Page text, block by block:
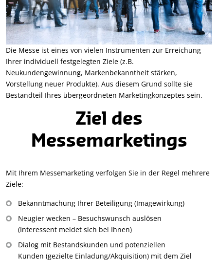
Die Messe ist eines von vielen Instrumenten zur Erreichung
Ihrer individuell festgelegten Ziele (z.B.
Neukundengewinnung, Markenbekanntheit stärken,
Vorstellung neuer Produkte). Aus diesem Grund sollte sie
Bestandteil Ihres übergeordneten Marketingkonzeptes sein.
Ziel des
Messemarketings
Mit Ihrem Messemarketing verfolgen Sie in der Regel mehrere
Ziele:
Bekanntmachung Ihrer Beteiligung (Imagewirkung)
Neugier wecken – Besuchswunsch auslösen
(Interessent meldet sich bei Ihnen)
Dialog mit Bestandskunden und potenziellen
Kunden (gezielte Einladung/Akquisition) mit dem Ziel